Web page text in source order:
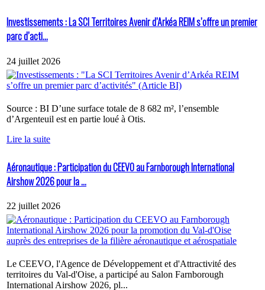
Investissements : La SCI Territoires Avenir d’Arkéa REIM s’offre un premier
parc d’acti...
24 juillet 2026
Source : BI D’une surface totale de 8 682 m², l’ensemble
d’Argenteuil est en partie loué à Otis.
Lire la suite
Aéronautique : Participation du CEEVO au Farnborough International
Airshow 2026 pour la ...
22 juillet 2026
Le CEEVO, l'Agence de Développement et d'Attractivité des
territoires du Val-d'Oise, a participé au Salon Farnborough
International Airshow 2026, pl...